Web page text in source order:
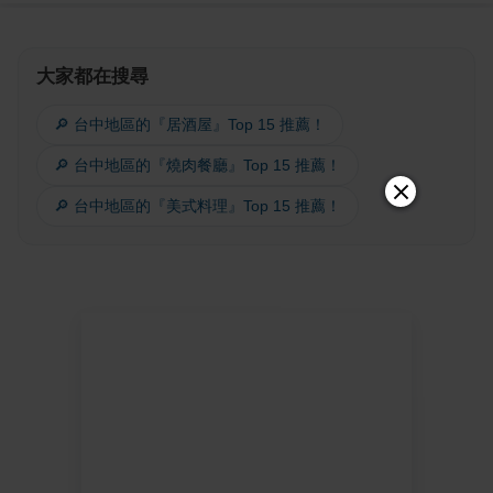
大家都在搜尋
🔎 台中地區的『居酒屋』Top 15 推薦！
🔎 台中地區的『燒肉餐廳』Top 15 推薦！
🔎 台中地區的『美式料理』Top 15 推薦！